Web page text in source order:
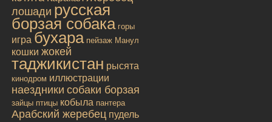
лошади русская
борзая собака горы
игра бухара пейзаж Манул
кошки жокей
таджикистан рысята
кинодром иллюстрации
наездники собаки борзая
зайцы птицы кобыла пантера
Арабский жеребец пудель